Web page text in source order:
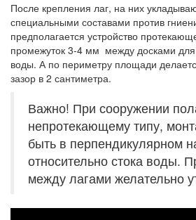
После крепления лаг, на них
специальными составами против
предполагается устройство
промежуток 3-4 мм между досками для
воды. А по периметру площади
зазор в 2 сантиметра.
Важно! При сооружении
непротекающему типу,
быть в перпендикулярном
относительно стока воды.
между лагами желательно